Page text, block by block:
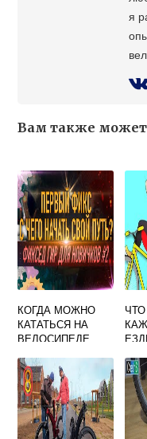
я
Вам также может
КОГДА МОЖНО
КАТАТЬСЯ НА
ВЕЛОСИПЕДЕ
10